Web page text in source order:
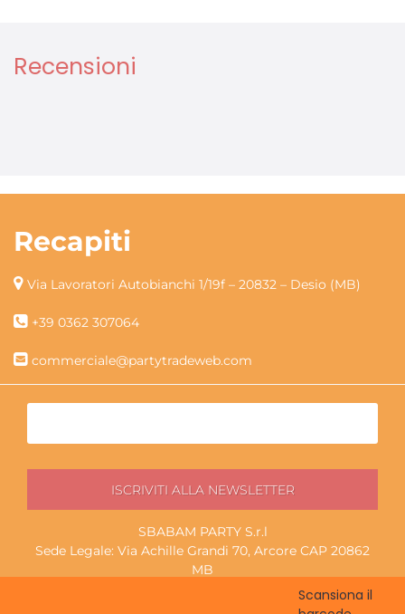
Scansiona il
Recensioni
Recapiti
Via Lavoratori Autobianchi 1/19f – 20832 – Desio (MB)
+39 0362 307064
commerciale@partytradeweb.com
SBABAM PARTY S.r.l
Sede Legale: Via Achille Grandi 70, Arcore CAP 20862
MB
Magazzino ritiro: Via Lavoratori Autobianchi 1/19f, Desio